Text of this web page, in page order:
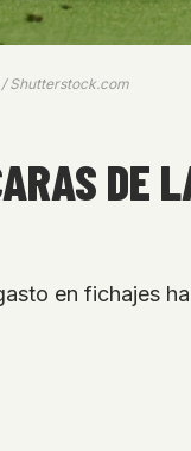
Shutterstock.com
DE
en fichajes